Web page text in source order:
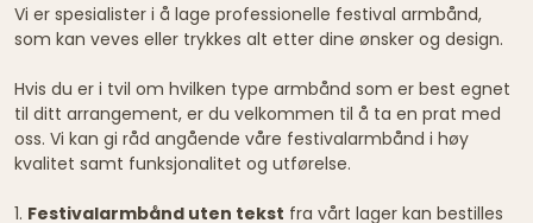
Vi er spesialister i å lage professionelle festival armbånd,
som kan veves eller trykkes alt etter dine ønsker og design.
Hvis du er i tvil om hvilken type armbånd som er best egnet
til ditt arrangement, er du velkommen til å ta en prat med
oss. Vi kan gi råd angående våre festivalarmbånd i høy
kvalitet samt funksjonalitet og utførelse.
1. Festivalarmbånd uten tekst fra vårt lager kan bestilles